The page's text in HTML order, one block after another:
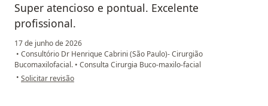
Super atencioso e pontual. Excelente
profissional.
17 de junho de 2026
• Consultório Dr Henrique Cabrini (São Paulo)- Cirurgião
Bucomaxilofacial. • Consulta Cirurgia Buco-maxilo-facial
• na opinião do utilizador RMA
Solicitar revisão